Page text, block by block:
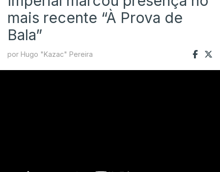
mais recente “À Prova de
Bala”
por Hugo "Kazac" Pereira